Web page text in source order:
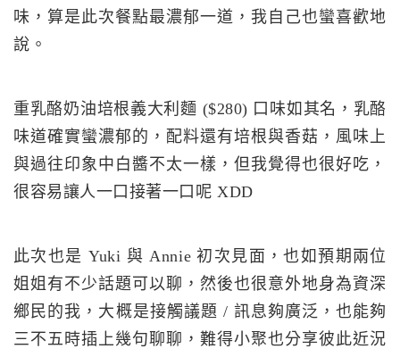
味，算是此次餐點最濃郁一道，我自己也蠻喜歡地
說。
重乳酪奶油培根義大利麵 ($280) 口味如其名，乳酪
味道確實蠻濃郁的，配料還有培根與香菇，風味上
與過往印象中白醬不太一樣，但我覺得也很好吃，
很容易讓人一口接著一口呢 XDD
此次也是 Yuki 與 Annie 初次見面，也如預期兩位
姐姐有不少話題可以聊，然後也很意外地身為資深
鄉民的我，大概是接觸議題 / 訊息夠廣泛，也能夠
三不五時插上幾句聊聊，難得小聚也分享彼此近況